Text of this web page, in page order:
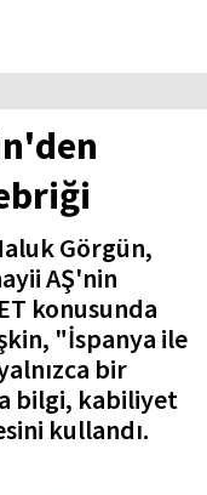
Görgün,
AŞ'nin
konusunda
"İspanya ile
bir
bilgi, kabiliyet
kullandı.